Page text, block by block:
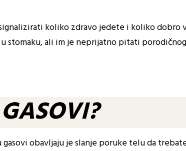
koliko zdravo jedete i koliko dobro
stomaku, ali im je neprijatno pitati
obavljaju je slanje poruke telu da